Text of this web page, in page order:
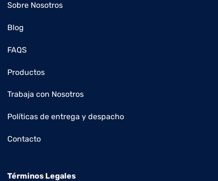
Sobre Nosotros
Blog
FAQS
Productos
Trabaja con Nosotros
Políticas de entrega y despacho
Contacto
Términos Legales